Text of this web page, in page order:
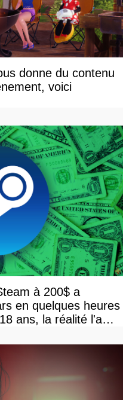
donne du contenu
voici
à 200$ a
en quelques heures
ans, la réalité l'a